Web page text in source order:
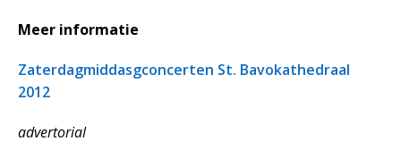
Meer informatie
Zaterdagmiddasgconcerten St. Bavokathedraal
2012
advertorial